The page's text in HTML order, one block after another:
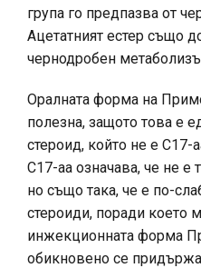
група го предпазва от
Ацетатният естер също
чернодробен
Оралната форма на
полезна, защото това е
стероид, който не е C17-
C17-aa означава, че не е
но също така, че е по-
стероиди, поради което
инжекционната форма
обикновено се